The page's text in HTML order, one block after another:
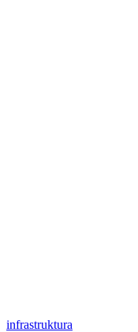
infrastruktura